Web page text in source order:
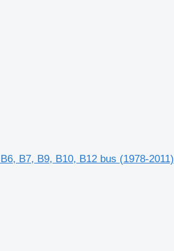
B7, B9, B10, B12 bus (1978-2011)